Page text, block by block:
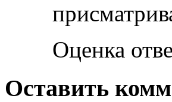
Оценка
Оставить